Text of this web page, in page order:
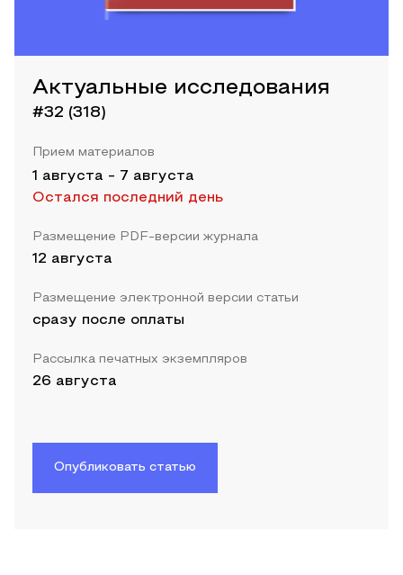
Актуальные исследования
#32 (318)
Прием материалов
1 августа - 7 августа
Остался последний день
Размещение PDF-версии журнала
12 августа
Размещение электронной версии статьи
сразу после оплаты
Рассылка печатных экземпляров
26 августа
Опубликовать статью